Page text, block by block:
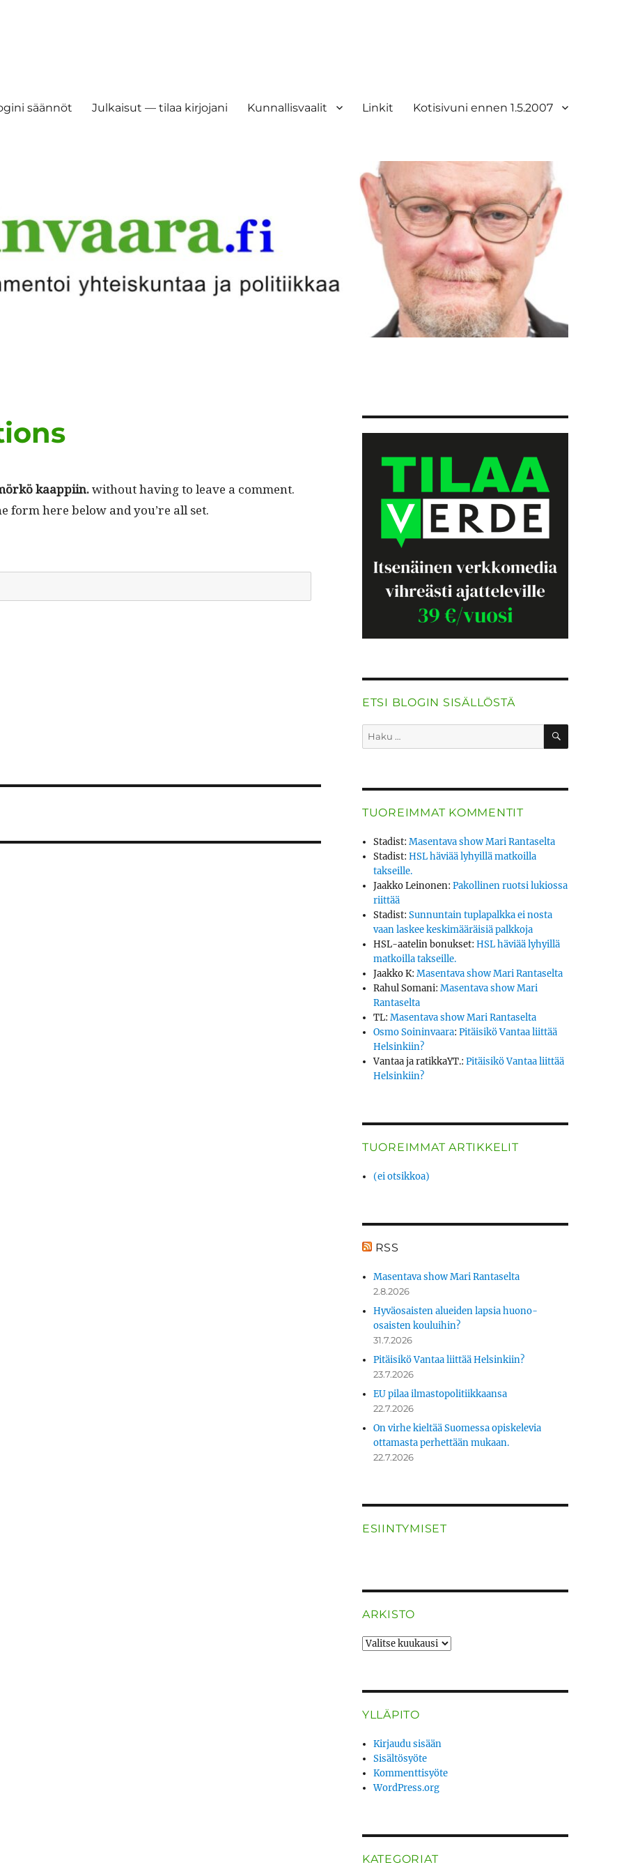
säännöt Julkaisut — tilaa kirjojani Kunnallisvaalit Linkit Kotisivuni ennen 1.5.2007
kaap­pi­in.with­out hav­ing to leave a com­ment.
form here below and you’re all set.
ETSI BLOGIN SISÄLLÖSTÄ
Etsi: HAKU
TUOREIMMAT KOMMENTIT
Stadist:Masentava show Mari Rantaselta
Stadist:HSL häviää lyhyillä matkoilla
takseille.
Jaakko Leinonen:Pakollinen ruotsi lukiossa
riittää
Stadist:Sunnuntain tuplapalkka ei nosta
vaan laskee keskimääräisiä palkkoja
HSL-aatelin bonukset:HSL häviää lyhyillä
matkoilla takseille.
Jaakko K:Masentava show Mari Rantaselta
Rahul Somani:Masentava show Mari
Rantaselta
TL:Masentava show Mari Rantaselta
Osmo Soininvaara:Pitäisikö Vantaa liittää
Helsinkiin?
Vantaa ja ratikkaYT.:Pitäisikö Vantaa liittää
Helsinkiin?
TUOREIMMAT ARTIKKELIT
(ei otsikkoa)
RSS
Masentava show Mari Rantaselta
2.8.2026
Hyväosaisten alueiden lapsia huono-
osaisten kouluihin?
31.7.2026
Pitäisikö Vantaa liittää Helsinkiin?
23.7.2026
EU pilaa ilmastopolitiikkaansa
22.7.2026
On virhe kieltää Suomessa opiskelevia
ottamasta perhettään mukaan.
22.7.2026
ESIINTYMISET
ARKISTO
ARKISTO
YLLÄPITO
Kirjaudu sisään
Sisältösyöte
Kommenttisyöte
WordPress.org
KATEGORIAT